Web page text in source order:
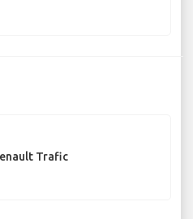
Trafic